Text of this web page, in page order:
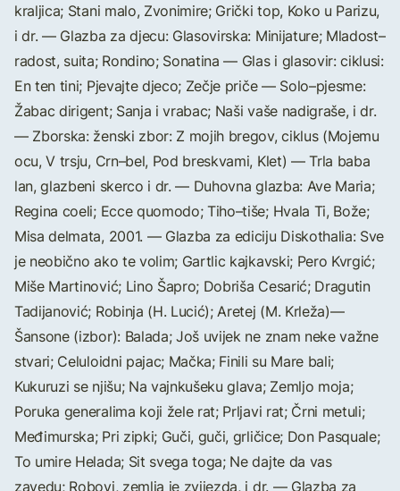
kraljica; Stani malo, Zvonimire; Grički top, Koko u Parizu,
i dr. — Glazba za djecu: Glasovirska: Minijature; Mladost–
radost, suita; Rondino; Sonatina — Glas i glasovir: ciklusi:
En ten tini; Pjevajte djeco; Zečje priče — Solo–pjesme:
Žabac dirigent; Sanja i vrabac; Naši vaše nadigraše, i dr.
— Zborska: ženski zbor: Z mojih bregov, ciklus (Mojemu
ocu, V trsju, Crn–bel, Pod breskvami, Klet) — Trla baba
lan, glazbeni skerco i dr. — Duhovna glazba: Ave Maria;
Regina coeli; Ecce quomodo; Tiho–tiše; Hvala Ti, Bože;
Misa delmata, 2001. — Glazba za ediciju Diskothalia: Sve
je neobično ako te volim; Gartlic kajkavski; Pero Kvrgić;
Miše Martinović; Lino Šapro; Dobriša Cesarić; Dragutin
Tadijanović; Robinja (H. Lucić); Aretej (M. Krleža)—
Šansone (izbor): Balada; Još uvijek ne znam neke važne
stvari; Celuloidni pajac; Mačka; Finili su Mare bali;
Kukuruzi se njišu; Na vajnkušeku glava; Zemljo moja;
Poruka generalima koji žele rat; Prljavi rat; Črni metuli;
Međimurska; Pri zipki; Guči, guči, grličice; Don Pasquale;
To umire Helada; Sit svega toga; Ne dajte da vas
zavedu; Robovi, zemlja je zvijezda, i dr. — Glazba za